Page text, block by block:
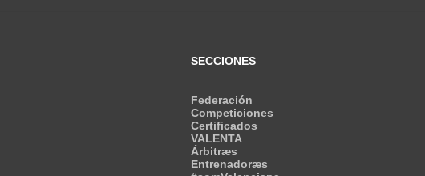
SECCIONES
Federación
Competiciones
Certificados
VALENTA
Árbitræs
Entrenadoræs